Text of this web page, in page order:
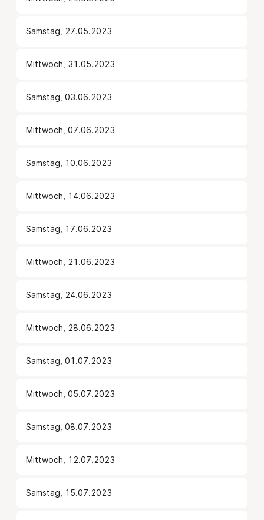
Samstag, 27.05.2023
Mittwoch, 31.05.2023
Samstag, 03.06.2023
Mittwoch, 07.06.2023
Samstag, 10.06.2023
Mittwoch, 14.06.2023
Samstag, 17.06.2023
Mittwoch, 21.06.2023
Samstag, 24.06.2023
Mittwoch, 28.06.2023
Samstag, 01.07.2023
Mittwoch, 05.07.2023
Samstag, 08.07.2023
Mittwoch, 12.07.2023
Samstag, 15.07.2023